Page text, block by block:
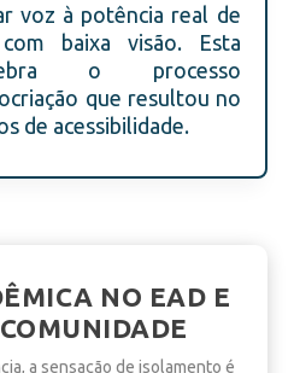
voz à potência real de
baixa visão. Esta
o processo
que resultou no
de acessibilidade.
NO EAD E
a sensação de isolamento é